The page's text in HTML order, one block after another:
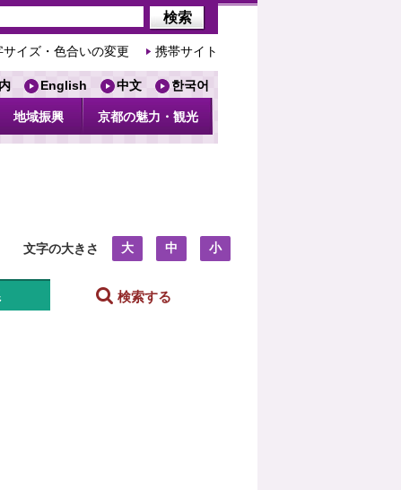
サイズ・色合いの変更 携帯サイト
English 中文 한국어
地域振興 京都の魅力・観光
文字の大きさ 大 中 小
検索する